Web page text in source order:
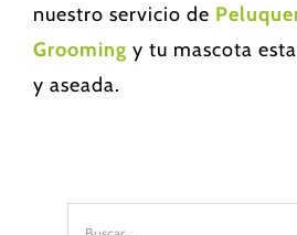
nuestro servicio de
Grooming y tu mascota
y aseada.